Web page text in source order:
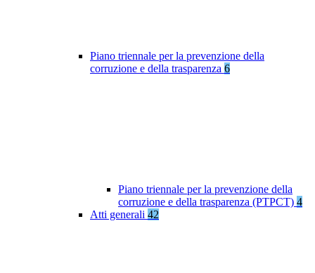
Piano triennale per la prevenzione della
corruzione e della trasparenza 6
Piano triennale per la prevenzione della
corruzione e della trasparenza (PTPCT) 4
Atti generali 42